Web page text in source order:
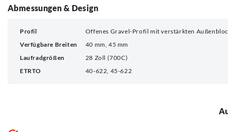
Abmessungen & Design
Profil
Offenes Gravel-Profil mit verstärkten
Verfügbare Breiten
40 mm, 45 mm
Laufradgrößen
28 Zoll (700C)
ETRTO
40-622, 45-622